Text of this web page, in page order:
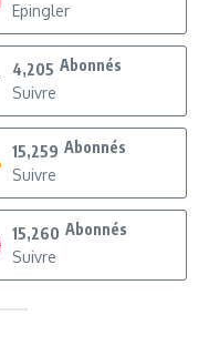
Epingler
4,205 Abonnés
Suivre
15,259 Abonnés
Suivre
15,260 Abonnés
Suivre